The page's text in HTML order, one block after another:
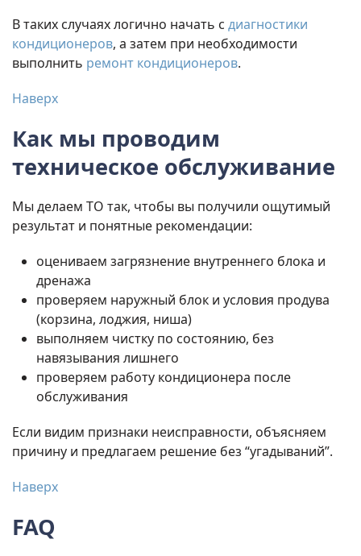
В таких случаях логично начать с диагностики
кондиционеров, а затем при необходимости
выполнить ремонт кондиционеров.
Наверх
Как мы проводим
техническое обслуживание
Мы делаем ТО так, чтобы вы получили ощутимый
результат и понятные рекомендации:
оцениваем загрязнение внутреннего блока и
дренажа
проверяем наружный блок и условия продува
(корзина, лоджия, ниша)
выполняем чистку по состоянию, без
навязывания лишнего
проверяем работу кондиционера после
обслуживания
Если видим признаки неисправности, объясняем
причину и предлагаем решение без “угадываний”.
Наверх
FAQ